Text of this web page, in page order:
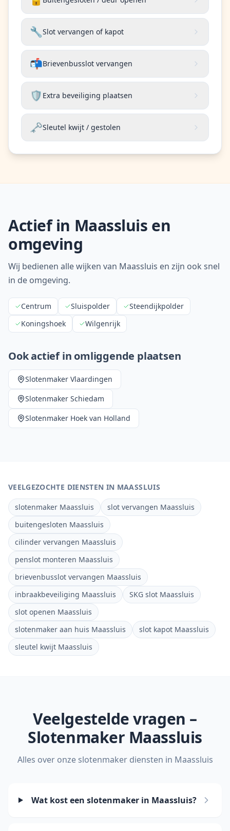
🔧Slot vervangen of kapot
📬Brievenbusslot vervangen
🛡️ Extra beveiliging plaatsen
🗝️Sleutel kwijt / gestolen
Actief in Maassluis en
omgeving
Wij bedienen alle wijken van Maassluis en zijn ook snel
in de omgeving.
Centrum Sluispolder
Steendijkpolder
Koningshoek
Wilgenrijk
Ook actief in omliggende plaatsen
Slotenmaker Vlaardingen
Slotenmaker Schiedam
Slotenmaker Hoek van Holland
VEELGEZOCHTE DIENSTEN IN MAASSLUIS
slotenmaker Maassluis
slot vervangen Maassluis
buitengesloten Maassluis
cilinder vervangen Maassluis
penslot monteren Maassluis
brievenbusslot vervangen Maassluis
inbraakbeveiliging Maassluis
SKG slot Maassluis
slot openen Maassluis
slotenmaker aan huis Maassluis
slot kapot Maassluis
sleutel kwijt Maassluis
Veelgestelde vragen –
Slotenmaker Maassluis
Alles over onze slotenmaker diensten in Maassluis
Wat kost een slotenmaker in Maassluis?